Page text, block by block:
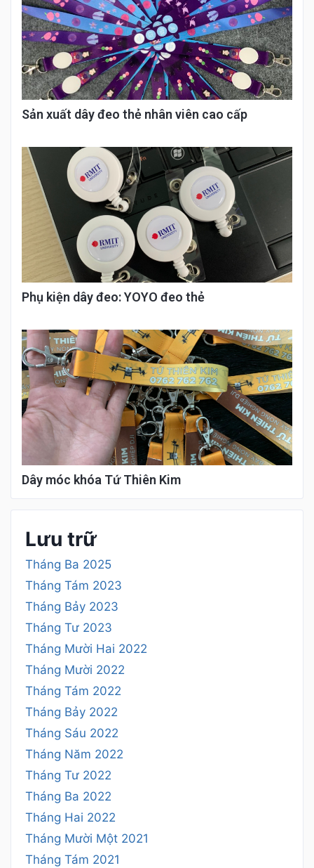
Sản xuất dây đeo thẻ nhân viên cao cấp
Phụ kiện dây đeo: YOYO đeo thẻ
Dây móc khóa Tứ Thiên Kim
Lưu trữ
Tháng Ba 2025
Tháng Tám 2023
Tháng Bảy 2023
Tháng Tư 2023
Tháng Mười Hai 2022
Tháng Mười 2022
Tháng Tám 2022
Tháng Bảy 2022
Tháng Sáu 2022
Tháng Năm 2022
Tháng Tư 2022
Tháng Ba 2022
Tháng Hai 2022
Tháng Mười Một 2021
Tháng Tám 2021